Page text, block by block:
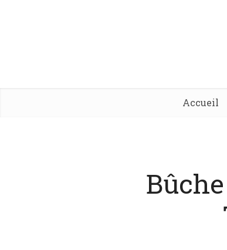
Accueil